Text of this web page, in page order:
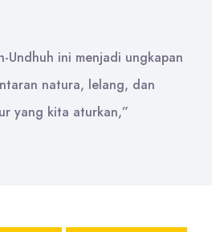
Undhuh ini menjadi ungkapan
natura, lelang, dan
yang kita aturkan,”